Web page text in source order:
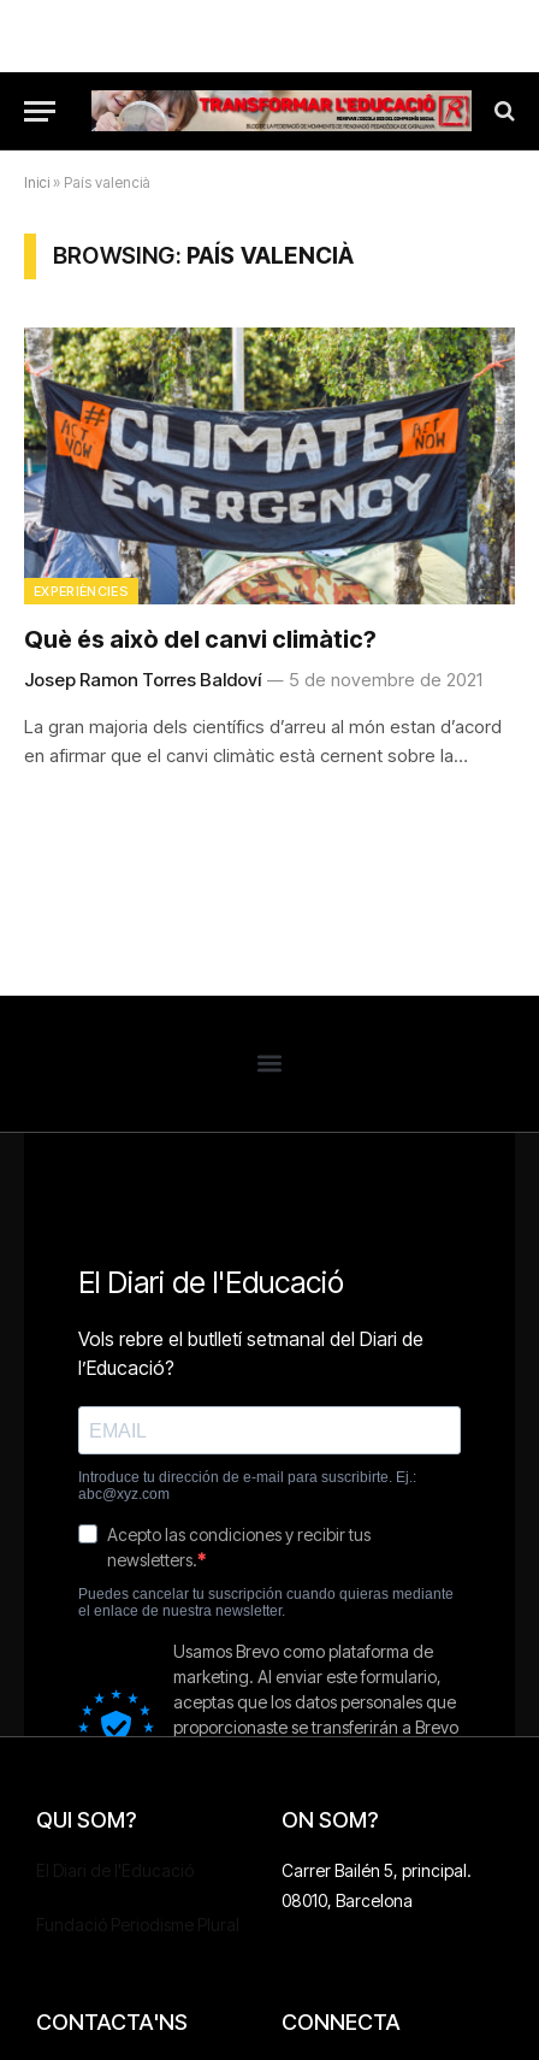
Inici » País valencià
BROWSING: PAÍS VALENCIÀ
EXPERIÈNCIES
Què és això del canvi climàtic?
Josep Ramon Torres Baldoví 5 de novembre de 2021
La gran majoria dels científics d’arreu al món estan d’acord
en afirmar que el canvi climàtic està cernent sobre la…
QUI SOM? ON SOM?
Carrer Bailén 5, principal.
08010, Barcelona
CONTACTA'NS CONNECTA